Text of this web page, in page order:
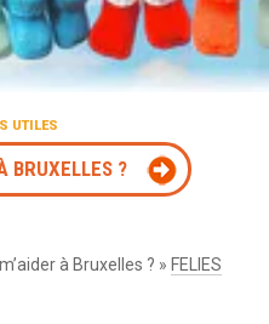
UTILES
BRUXELLES ?
à Bruxelles ? » FELIES